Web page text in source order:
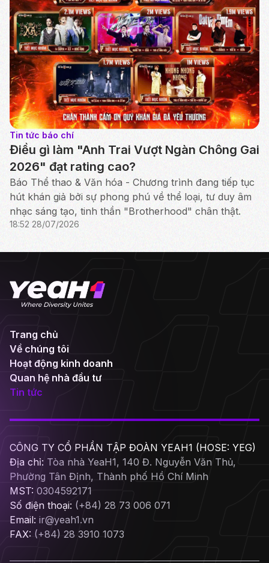
Tin tức báo chí
Điều gì làm "Anh Trai Vượt Ngàn Chông Gai
2026" đạt rating cao?
Báo Thể thao & Văn hóa - Chương trình đang tiếp tục
hút khán giả bởi sự phong phú về thể loại, tư duy âm
nhạc sáng tạo, tinh thần "Brotherhood" chân thật.
18:52 28/07/2026
Trang chủ
Về chúng tôi
Hoạt động kinh doanh
Quan hệ nhà đầu tư
Tin tức
CÔNG TY CỔ PHẦN TẬP ĐOÀN YEAH1 (HOSE: YEG)
Địa chỉ: Tòa nhà YeaH1, 140 Đ. Nguyễn Văn Thủ,
Phường Tân Định, Thành phố Hồ Chí Minh
MST: 0304592171
Số điện thoại: (+84) 28 73 006 071
Email: ir@yeah1.vn
FAX: (+84) 28 3910 1073